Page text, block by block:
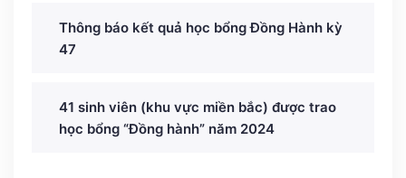
Thông báo kết quả học bổng Đồng Hành kỳ
47
41 sinh viên (khu vực miền bắc) được trao
học bổng “Đồng hành” năm 2024